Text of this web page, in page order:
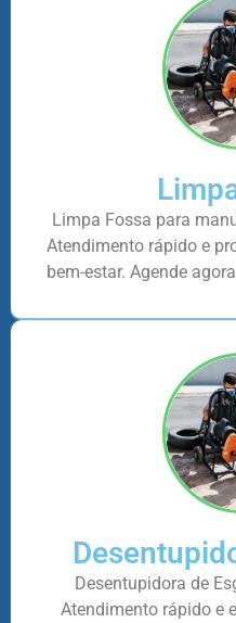
Limpa Fossa para
Atendimento rápido e
bem-estar. Agende
Desentupidora de
Atendimento rápido e